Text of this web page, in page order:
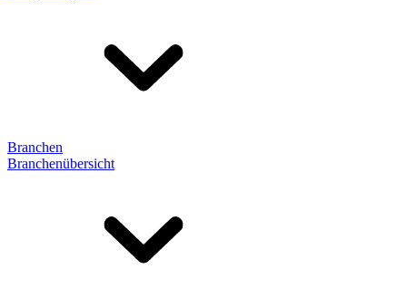
Branchen
Branchenübersicht